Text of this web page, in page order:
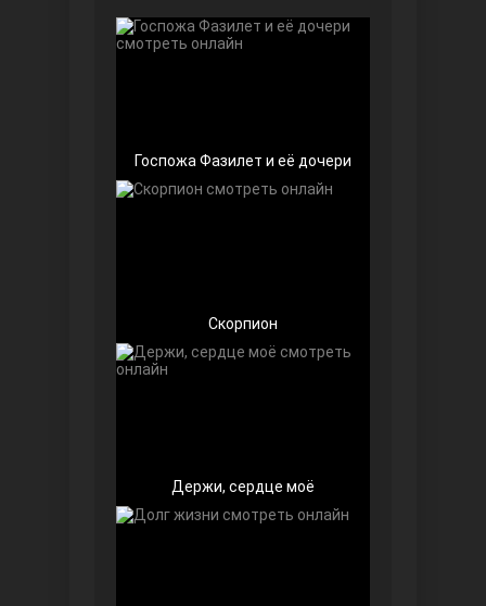
Чёрно-белая любовь
Девушка за стеклом
Госпожа Фазилет и её дочери
Скорпион
Держи, сердце моё